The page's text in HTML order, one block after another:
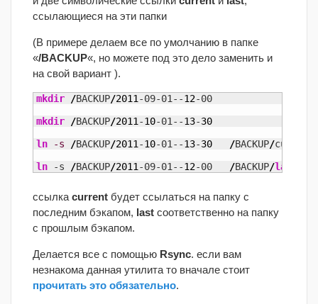
ссылающиеся на эти папки
(В примере делаем все по умолчанию в папке
«/BACKUP«, но можете под это дело заменить и
на свой вариант ).
mkdir /BACKUP/2011 -09-01--12-00
mkdir
/BACKUP/2011 -10-01--13-30
ln
-s /BACKUP/2011 -10-01--13-30 /BACKUP/current
ln -s /BACKUP/2011 -09-01--12-00 /BACKUP/last
ссылка current будет ссылаться на папку с
последним бэкапом, last соответственно на папку
с прошлым бэкапом.
Делается все с помощью Rsync. если вам
незнакома данная утилита то вначале стоит
прочитать это обязательно.